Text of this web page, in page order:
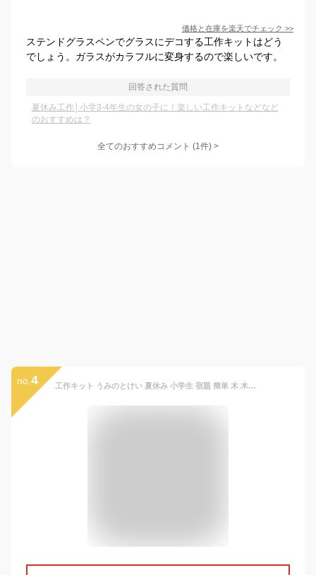
価格と在庫を楽天でチェック >>
ステンドグラスペンでグラスにデコする工作キットはどう
でしょう。ガラスがカラフルに変身するので楽しいです。
回答された質問
夏休み工作│小学3-4年生の女の子に！楽しい工作キットなどなど
のおすすめは？
全てのおすすめコメント (1件) >
no. 4 工作キット うみのとけい 夏休み 小学生 宿題 簡単 木 木工 工作 セット 工作 キット 幼児 小学生 低学年 男の子 女の子 木製 子ども会 自由研究 工作教室 ワークショップ イベント 販促 まとめ買い 木の工作 アイスタジオウッズ A37